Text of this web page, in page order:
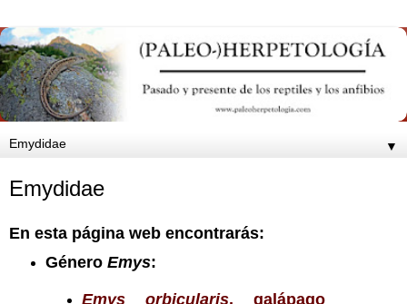
▼
Emydidae
En esta página web encontrarás:
Género Emys:
Emys orbicularis, galápago